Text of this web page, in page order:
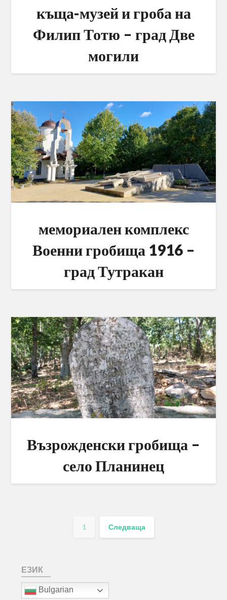
къща-музей и гроба на
Филип Тотю – град Две
могили
мемориален комплекс
Военни гробища 1916 –
град Тутракан
Възрожденски гробища –
село Планинец
1 Следваща
ЕЗИК
Bulgarian